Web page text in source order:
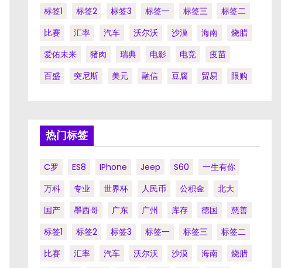
标签1
标签2 标签3 标签一 标签三
标签二
比赛
汇率 汽车 沃尔沃 沙漠 海南
烧腊
爱佑未来
猪肉 瑞典 电影 电竞
疫苗
百盛
突尼斯 美元 融信 豆腐 贸易 限购
热门标签
C罗 ES8 IPhone Jeep S60
一生有你
万科
专业 世界杯 人民币 公积金
北大
国产
墨西哥 广东 广州 库存 德国
慈善
标签1
标签2 标签3 标签一 标签三
标签二
比赛
汇率 汽车 沃尔沃 沙漠 海南
烧腊